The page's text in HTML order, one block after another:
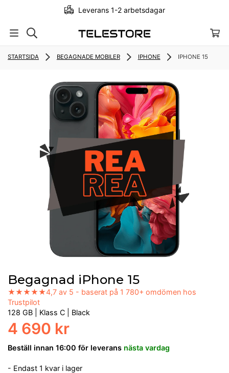
Leverans 1-2 arbetsdagar
STARTSIDA BEGAGNADE MOBILER IPHONE IPHONE 15
Begagnad iPhone 15
★★★★★4,7 av 5 - baserat på 1 780+ omdömen hos
Trustpilot
128 GB
Klass C Black
4 690 kr
Beställ innan 16:00 för leverans nästa vardag
- Endast 1 kvar i lager